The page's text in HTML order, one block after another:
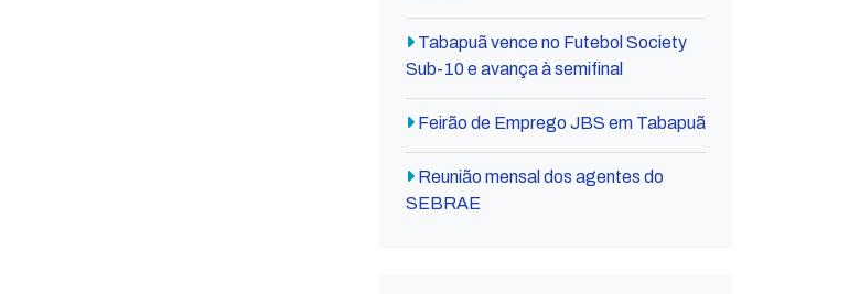
Tabapuã vence no Futebol Society
Sub-10 e avança à semifinal
Feirão de Emprego JBS em Tabapuã
Reunião mensal dos agentes do
SEBRAE